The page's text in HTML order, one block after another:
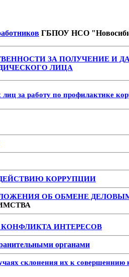
ГБПОУ НСО
ЗА ПОЛУЧЕНИЕ И
ЛИЦА
за работу по профилактике
КОРРУПЦИИ
ОБ ОБМЕНЕ
ИНТЕРЕСОВ
органами
склонения их к